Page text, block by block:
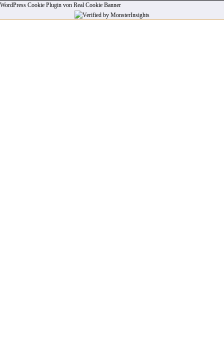
WordPress Cookie Plugin von Real Cookie Banner